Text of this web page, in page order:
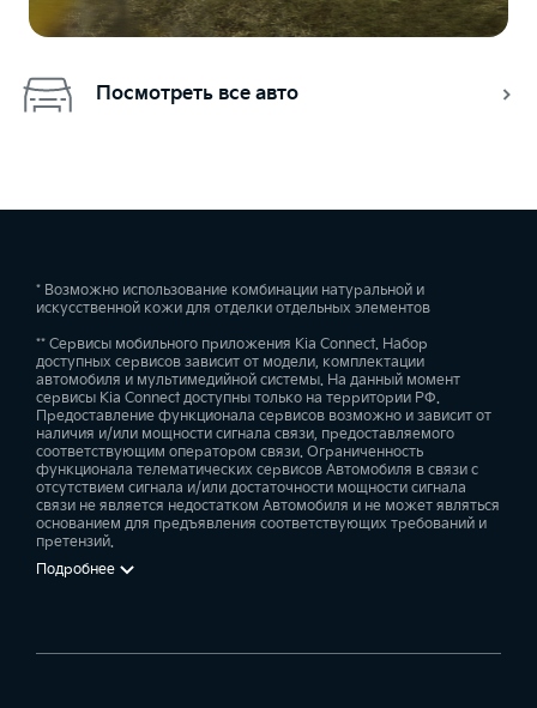
Посмотреть все авто
* Возможно использование комбинации натуральной и
искусственной кожи для отделки отдельных элементов
** Сервисы мобильного приложения Kia Connect. Набор
доступных сервисов зависит от модели, комплектации
автомобиля и мультимедийной системы. На данный момент
сервисы Kia Connect доступны только на территории РФ.
Предоставление функционала сервисов возможно и зависит от
наличия и/или мощности сигнала связи, предоставляемого
соответствующим оператором связи. Ограниченность
функционала телематических сервисов Автомобиля в связи с
отсутствием сигнала и/или достаточности мощности сигнала
связи не является недостатком Автомобиля и не может являться
основанием для предъявления соответствующих требований и
претензий.
Подробнее